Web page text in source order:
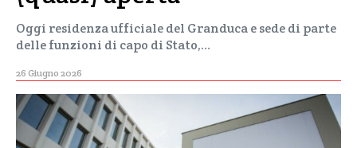
Oggi residenza ufficiale del Granduca e sede di parte
delle funzioni di capo di Stato,…
26 Giugno 2026